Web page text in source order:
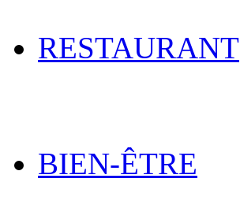
RESTAURANT
BIEN-ÊTRE